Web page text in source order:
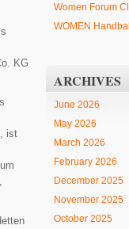
KG
ist
Women Forum
WOMEN
ARCHIVES
June 2026
May 2026
March 2026
February 2026
December 2025
November 2025
October 2025